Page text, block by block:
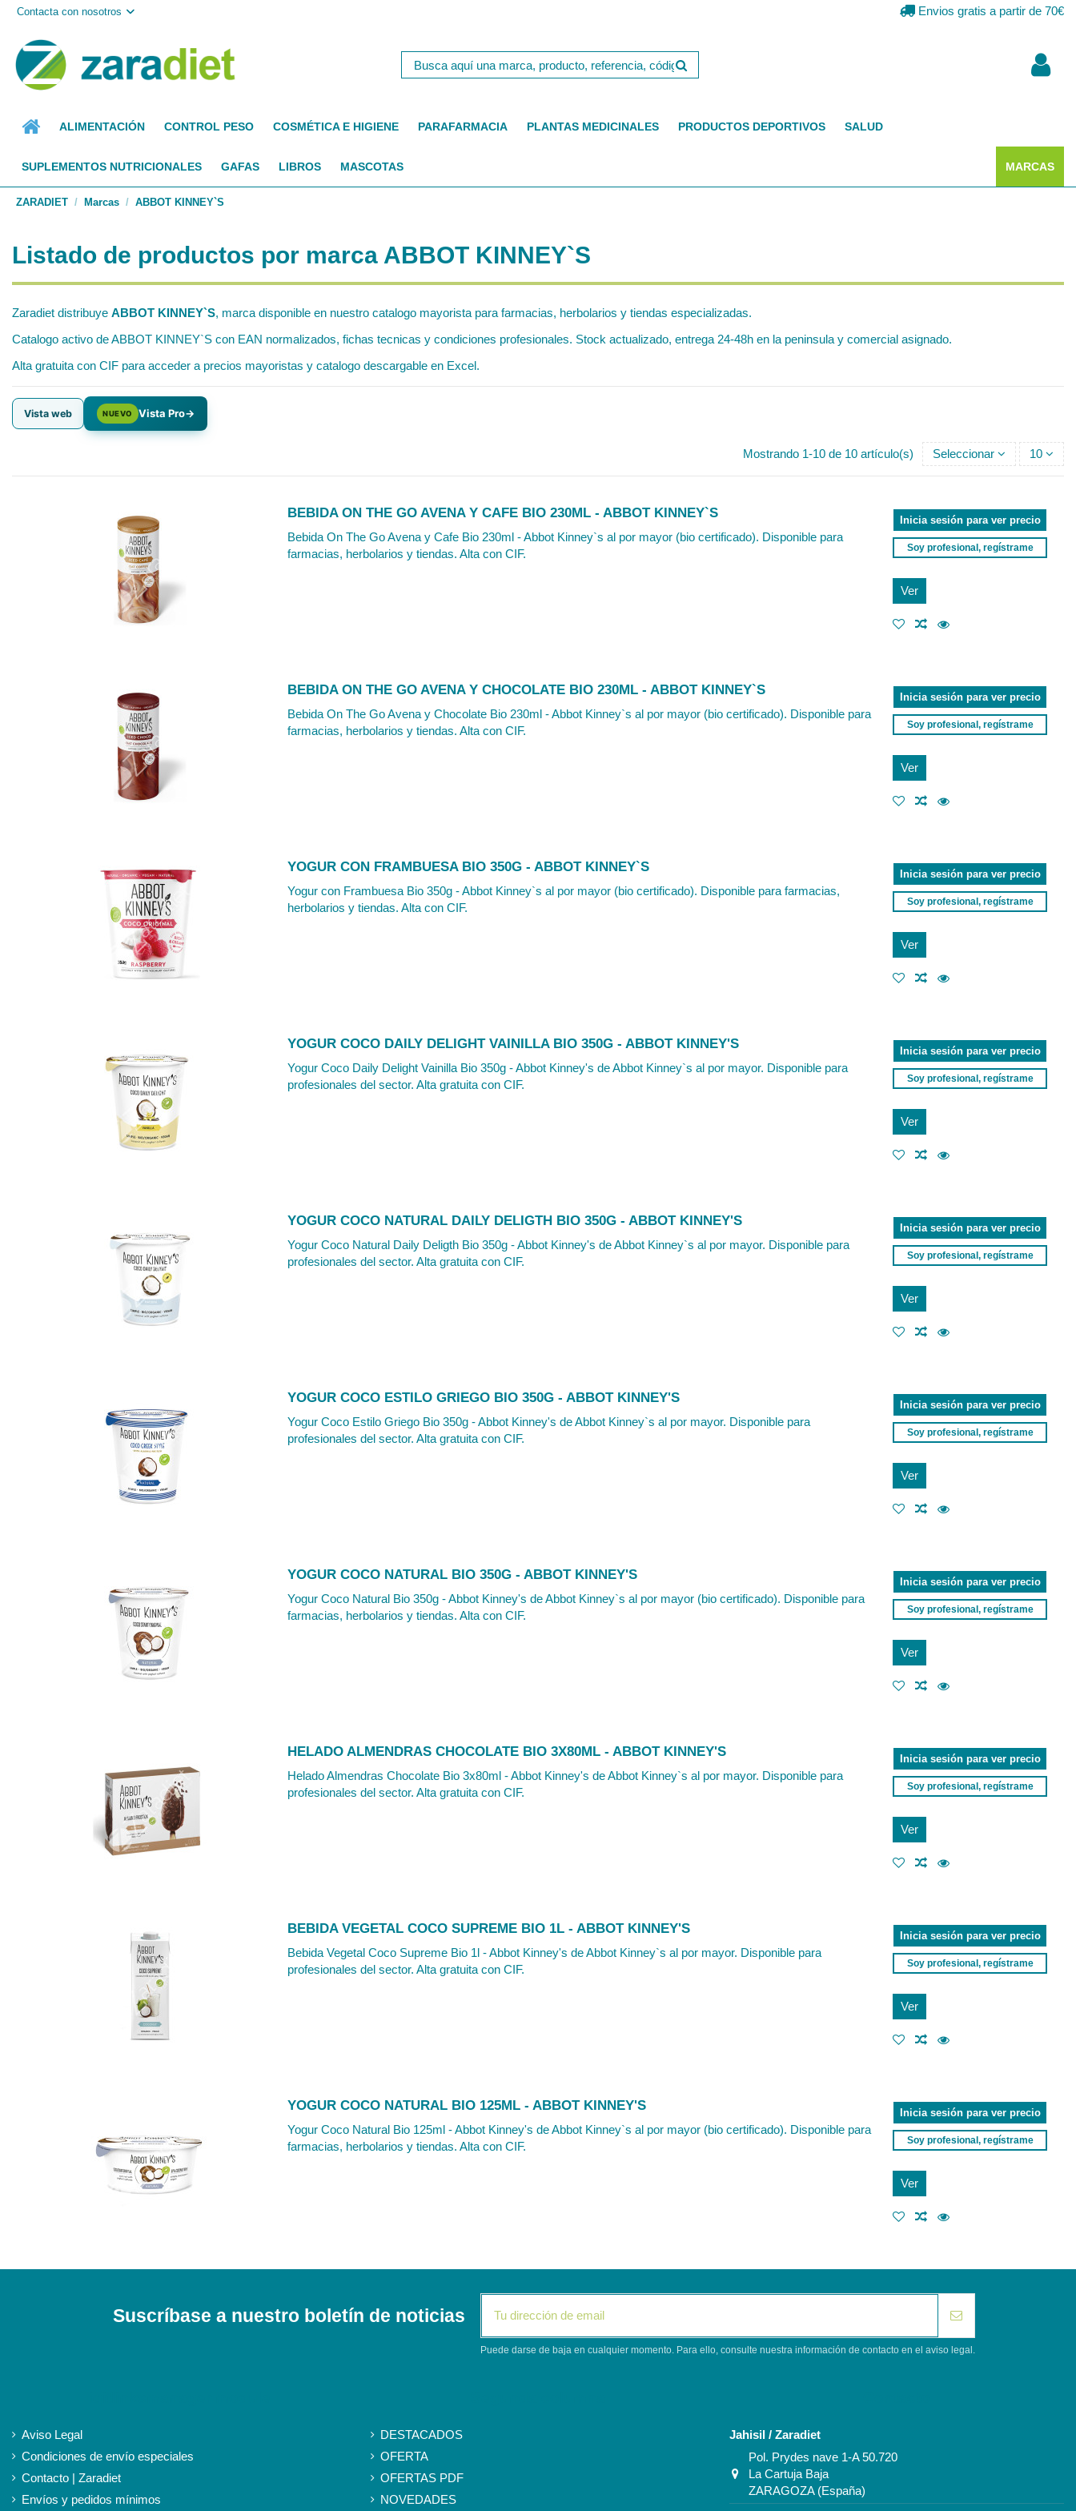
Contacta con nosotros Envios gratis a partir de 70€
ALIMENTACIÓN CONTROL PESO COSMÉTICA E HIGIENE PARAFARMACIA PLANTAS MEDICINALES PRODUCTOS DEPORTIVOS SALUD
SUPLEMENTOS NUTRICIONALES GAFAS LIBROS MASCOTAS MARCAS
ZARADIET Marcas ABBOT KINNEY`S
Listado de productos por marca ABBOT KINNEY`S
Zaradiet distribuye ABBOT KINNEY`S, marca disponible en nuestro catalogo mayorista para farmacias, herbolarios y tiendas especializadas.
Catalogo activo de ABBOT KINNEY`S con EAN normalizados, fichas tecnicas y condiciones profesionales. Stock actualizado, entrega 24-48h en la peninsula y comercial asignado.
Alta gratuita con CIF para acceder a precios mayoristas y catalogo descargable en Excel.
Vista web NUEVO Vista Pro→
Mostrando 1-10 de 10 artículo(s) Seleccionar 10
BEBIDA ON THE GO AVENA Y CAFE BIO 230ML - ABBOT KINNEY`S
Bebida On The Go Avena y Cafe Bio 230ml - Abbot Kinney`s al por mayor (bio certificado). Disponible para
farmacias, herbolarios y tiendas. Alta con CIF.
Inicia sesión para ver precio
Soy profesional, regístrame
Ver
BEBIDA ON THE GO AVENA Y CHOCOLATE BIO 230ML - ABBOT KINNEY`S
Bebida On The Go Avena y Chocolate Bio 230ml - Abbot Kinney`s al por mayor (bio certificado). Disponible para
farmacias, herbolarios y tiendas. Alta con CIF.
Inicia sesión para ver precio
Soy profesional, regístrame
Ver
YOGUR CON FRAMBUESA BIO 350G - ABBOT KINNEY`S
Yogur con Frambuesa Bio 350g - Abbot Kinney`s al por mayor (bio certificado). Disponible para farmacias,
herbolarios y tiendas. Alta con CIF.
Inicia sesión para ver precio
Soy profesional, regístrame
Ver
YOGUR COCO DAILY DELIGHT VAINILLA BIO 350G - ABBOT KINNEY'S
Yogur Coco Daily Delight Vainilla Bio 350g - Abbot Kinney's de Abbot Kinney`s al por mayor. Disponible para
profesionales del sector. Alta gratuita con CIF.
Inicia sesión para ver precio
Soy profesional, regístrame
Ver
YOGUR COCO NATURAL DAILY DELIGTH BIO 350G - ABBOT KINNEY'S
Yogur Coco Natural Daily Deligth Bio 350g - Abbot Kinney's de Abbot Kinney`s al por mayor. Disponible para
profesionales del sector. Alta gratuita con CIF.
Inicia sesión para ver precio
Soy profesional, regístrame
Ver
YOGUR COCO ESTILO GRIEGO BIO 350G - ABBOT KINNEY'S
Yogur Coco Estilo Griego Bio 350g - Abbot Kinney's de Abbot Kinney`s al por mayor. Disponible para
profesionales del sector. Alta gratuita con CIF.
Inicia sesión para ver precio
Soy profesional, regístrame
Ver
YOGUR COCO NATURAL BIO 350G - ABBOT KINNEY'S
Yogur Coco Natural Bio 350g - Abbot Kinney's de Abbot Kinney`s al por mayor (bio certificado). Disponible para
farmacias, herbolarios y tiendas. Alta con CIF.
Inicia sesión para ver precio
Soy profesional, regístrame
Ver
HELADO ALMENDRAS CHOCOLATE BIO 3X80ML - ABBOT KINNEY'S
Helado Almendras Chocolate Bio 3x80ml - Abbot Kinney's de Abbot Kinney`s al por mayor. Disponible para
profesionales del sector. Alta gratuita con CIF.
Inicia sesión para ver precio
Soy profesional, regístrame
Ver
BEBIDA VEGETAL COCO SUPREME BIO 1L - ABBOT KINNEY'S
Bebida Vegetal Coco Supreme Bio 1l - Abbot Kinney's de Abbot Kinney`s al por mayor. Disponible para
profesionales del sector. Alta gratuita con CIF.
Inicia sesión para ver precio
Soy profesional, regístrame
Ver
YOGUR COCO NATURAL BIO 125ML - ABBOT KINNEY'S
Yogur Coco Natural Bio 125ml - Abbot Kinney's de Abbot Kinney`s al por mayor (bio certificado). Disponible para
farmacias, herbolarios y tiendas. Alta con CIF.
Inicia sesión para ver precio
Soy profesional, regístrame
Ver
Suscríbase a nuestro boletín de noticias
Puede darse de baja en cualquier momento. Para ello, consulte nuestra información de contacto en el aviso legal.
Aviso Legal
Condiciones de envío especiales
Contacto | Zaradiet
Envíos y pedidos mínimos
DESTACADOS
OFERTA
OFERTAS PDF
NOVEDADES
Jahisil / Zaradiet
Pol. Prydes nave 1-A 50.720
La Cartuja Baja
ZARAGOZA (España)